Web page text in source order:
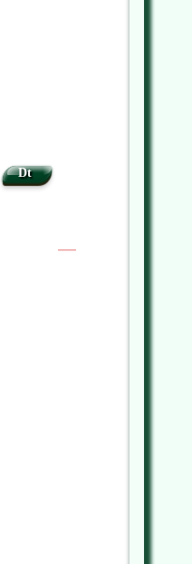
Dt
|
|